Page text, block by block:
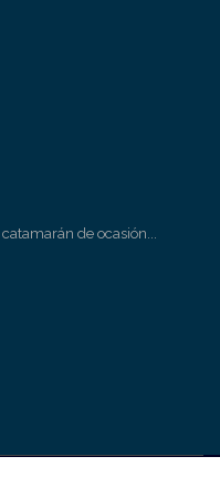
de ocasión...